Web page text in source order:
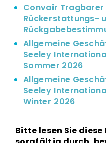
Convair
Rückerstattungs-
Allgemeine
Seeley
Sommer 2026
Allgemeine
Seeley
Winter 2026
Bitte lesen Sie